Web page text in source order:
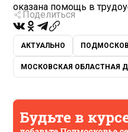
оказана помощь в
Поделиться
АКТУАЛЬНО
МОСКОВСКАЯ ОБЛАСТНАЯ